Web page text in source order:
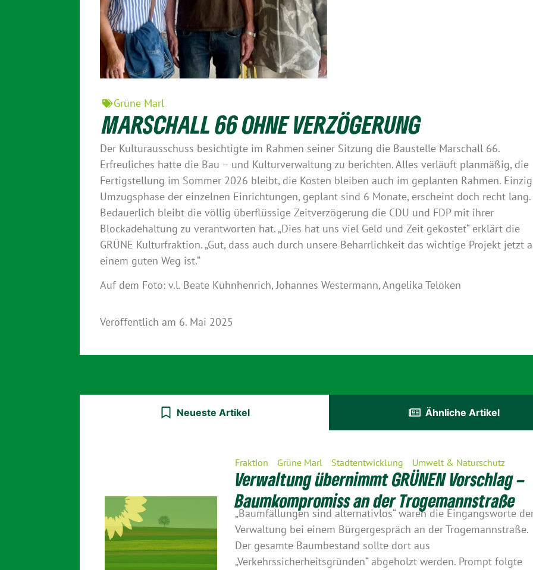
Grüne Marl
MARSCHALL 66 OHNE VERZÖGERUNG
Der Kulturausschuss besichtigte im Rahmen seiner Sitzung die Baustelle Marschall 66.
Erfreuliches hatte die Bau – und Kulturverwaltung zu berichten. Alles verläuft planmäßig, die
Fertigstellung im Sommer 2026 bleibt, die Kosten bleiben auch im geplanten Rahmen.
Umzugsphase der einzelnen Einrichtungen, geplant sind 6 Monate, erscheint doch recht lang.
Bedauerlich bleibt die völlig überflüssige Zeitverzögerung die CDU und FDP mit ihrer
Blockadehaltung zu verantworten hat. „Dies hat uns viel Geld und Zeit gekostet“ erklärt die
GRÜNE Kulturfraktion. „Gut, dass auch durch unsere Beharrlichkeit das wichtige Projekt jetzt
einem guten Weg ist.“
Auf dem Foto: v.l. Beate Kühnhenrich, Johannes Westermann, Angelika Telöken
Veröffentlich am 6. Mai 2025
Neueste Artikel Ähnliche Artikel
Fraktion Grüne Marl Stadtentwicklung Umwelt & Naturschutz
Verwaltung übernimmt GRÜNEN Vorschlag –
Baumkompromiss an der Trogemannstraße
„Baumfällungen sind alternativlos“ waren die Eingangsworte
Verwaltung bei einem Bürgergespräch an der Trogemannstraße.
Der gesamte Baumbestand sollte dort aus
„Verkehrssicherheitsgründen“ abgeholzt werden. Prompt folgte